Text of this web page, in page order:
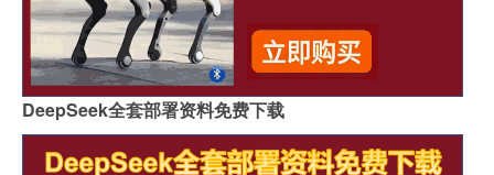
DeepSeek全套部署资料免费下载